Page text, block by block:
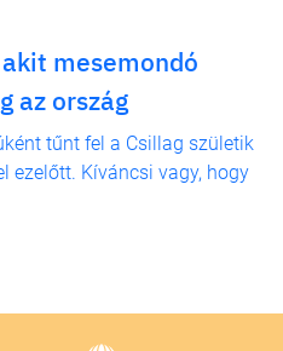
mesemondó
az ország
tűnt fel a Csillag születik
ezelőtt. Kíváncsi vagy, hogy